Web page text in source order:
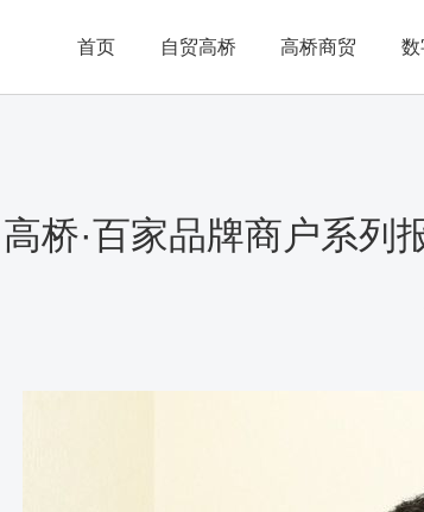
首页 自贸高桥 高桥商贸 数
高桥·百家品牌商户系